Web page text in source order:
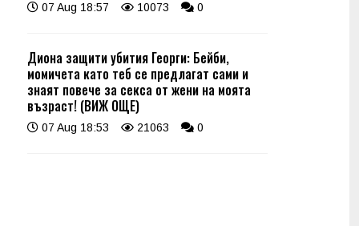
07 Aug 18:57 10073 0
Диона защити убития Георги: Бейби,
момичета като теб се предлагат сами и
знаят повече за секса от жени на моята
възраст! (ВИЖ ОЩЕ)
07 Aug 18:53 21063 0